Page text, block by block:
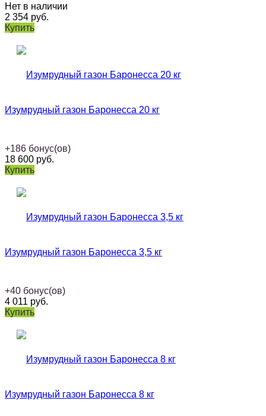
Нет в наличии
2 354 руб.
Купить
Изумрудный газон Баронесса 20 кг
+186 бонус(ов)
18 600 руб.
Купить
Изумрудный газон Баронесса 3,5 кг
+40 бонус(ов)
4 011 руб.
Купить
Изумрудный газон Баронесса 8 кг